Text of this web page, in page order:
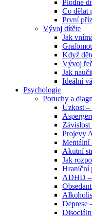
Plodné
Co dělat
První
Vývoj dítěte
Jak
Když
Vývoj
Jak
Ideální
Psychologie
Poruchy a
Úzkost –
Závislost
Projevy
Mentální
Akutní
Jak
Hraniční
ADHD –
Deprese